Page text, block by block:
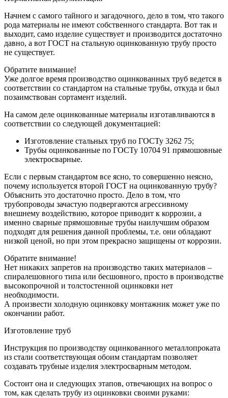
Начнем с самого тайного и загадочного, дело в том, что такого
рода материалы не имеют собственного стандарта. Вот так и
выходит, само изделие существует и производится достаточно
давно, а вот ГОСТ на стальную оцинкованную трубу просто
не существует.
Обратите внимание!
Уже долгое время производство оцинкованных труб ведется в
соответствии со стандартом на стальные трубы, откуда и был
позаимствован сортамент изделий.
На самом деле оцинкованные материалы изготавливаются в
соответствии со следующей документацией:
Изготовление стальных труб по ГОСТу 3262 75;
Трубы оцинкованные по ГОСТу 10704 91 прямошовные
электросварные.
Если с первым стандартом все ясно, то совершенно неясно,
почему используется второй ГОСТ на оцинкованную трубу?
Объяснить это достаточно просто. Дело в том, что
трубопроводы зачастую подвергаются агрессивному
внешнему воздействию, которое приводит к коррозии, а
именно сварные прямошовные трубы наилучшим образом
подходят для решения данной проблемы, т.е. они обладают
низкой ценой, но при этом прекрасно защищены от коррозии.
Обратите внимание!
Нет никаких запретов на производство таких материалов –
спиралешовного типа или бесшовного, просто в производстве
высокопрочной и толстостенной оцинковки нет
необходимости.
А произвести холодную оцинковку монтажник может уже по
окончании работ.
Изготовление труб
Инструкция по производству оцинкованного металлопроката
из стали соответствующая обоим стандартам позволяет
создавать трубные изделия электросварным методом.
Состоит она и следующих этапов, отвечающих на вопрос о
том, как сделать трубу из оцинковки своими руками: